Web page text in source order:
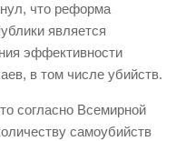
что реформа
является
эффективности
в том числе убийств.
согласно Всемирной
самоубийств